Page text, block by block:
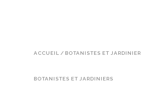
ACCUEIL / BOTANISTES ET
BOTANISTES ET JARDINIERS